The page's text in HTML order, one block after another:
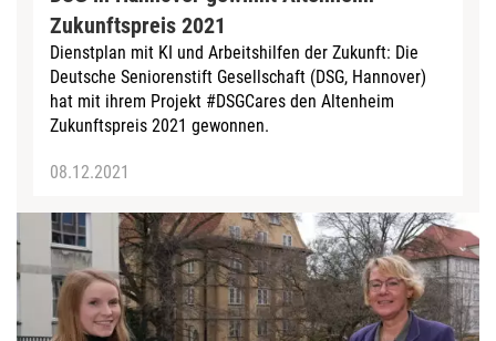
Zukunftspreis 2021
Dienstplan mit KI und Arbeitshilfen der Zukunft: Die
Deutsche Seniorenstift Gesellschaft (DSG, Hannover)
hat mit ihrem Projekt #DSGCares den Altenheim
Zukunftspreis 2021 gewonnen.
08.12.2021